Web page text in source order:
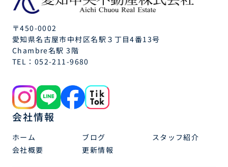
〒450-0002
愛知県名古屋市中村区名駅３丁目4番13号
Chambre名駅 3階
TEL： 052-211-9680
会社情報
ホーム ブログ
スタッフ紹介
会社概要
更新情報